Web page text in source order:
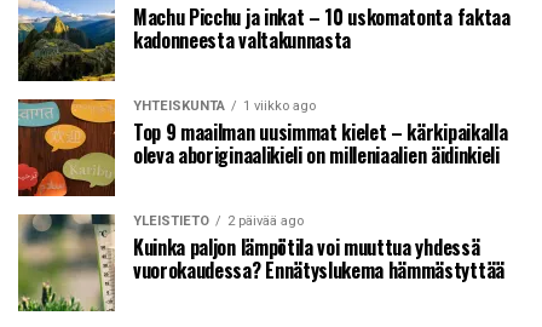
Machu Picchu ja inkat – 10 uskomatonta faktaa
kadonneesta valtakunnasta
YHTEISKUNTA 1 viikko ago
Top 9 maailman uusimmat kielet – kärkipaikalla
oleva aboriginaalikieli on milleniaalien äidinkieli
YLEISTIETO 2 päivää ago
Kuinka paljon lämpötila voi muuttua yhdessä
vuorokaudessa? Ennätyslukema hämmästyttää